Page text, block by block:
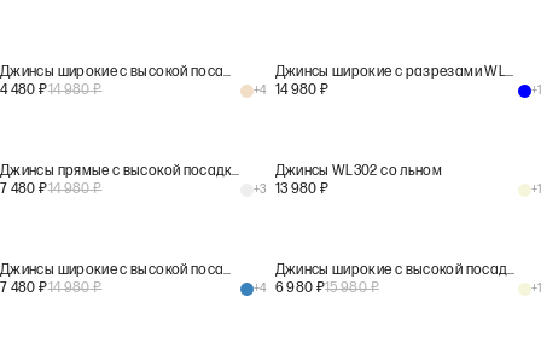
Джинсы широкие с высокой посадкой WL100
4 480 ₽14 980₽ +4
Джинсы широкие с разрезами WL300
14 980 ₽ +1
Джинсы прямые с высокой посадкой ST100
7 480 ₽14 980₽ +3
Джинсы WL302 со льном
13 980 ₽ +1
Джинсы широкие с высокой посадкой WL100
7 480 ₽14 980₽ +4
Джинсы широкие с высокой посадкой WL106
6 980 ₽15 980₽ +1